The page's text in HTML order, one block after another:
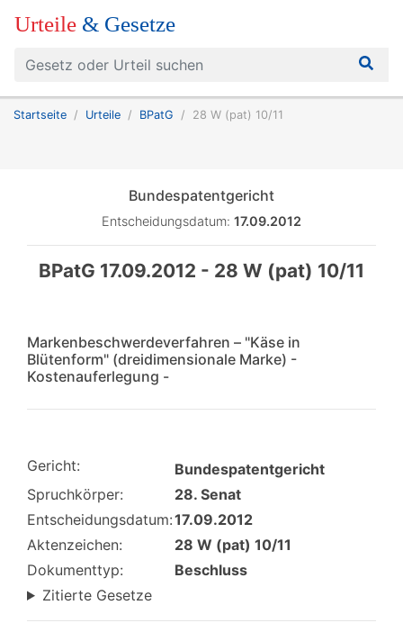
Urteile & Gesetze
Startseite Urteile BPatG 28 W (pat) 10/11
Bundespatentgericht
Entscheidungsdatum: 17.09.2012
BPatG 17.09.2012 - 28 W (pat) 10/11
Markenbeschwerdeverfahren – "Käse in
Blütenform" (dreidimensionale Marke) -
Kostenauferlegung -
Gericht:
Bundespatentgericht
Spruchkörper:
28. Senat
Entscheidungsdatum:17.09.2012
Aktenzeichen:
28 W (pat) 10/11
Dokumenttyp:
Beschluss
Zitierte Gesetze